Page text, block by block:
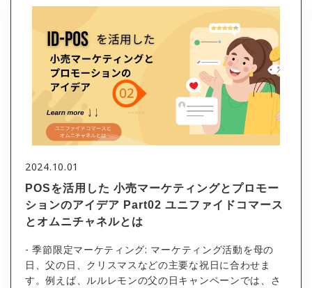
2024.10.01
POSを活用した 小売マーケティングとプロモー
ションのアイデア Part02 ユニファイドコマース
とオムニチャネルとは
- 季節限定マーケティング: マーケティング活動を母の
日、父の日、クリスマスなどの主要な祝日に合わせま
す。例えば、ルルレモンの父の日キャンペーンでは、さ